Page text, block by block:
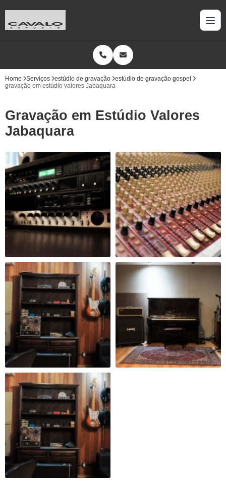
Home Serviços estúdio de gravação
estúdio de gravação gospel
gravação em estúdio valores Jabaquara
Gravação em Estúdio Valores
Jabaquara